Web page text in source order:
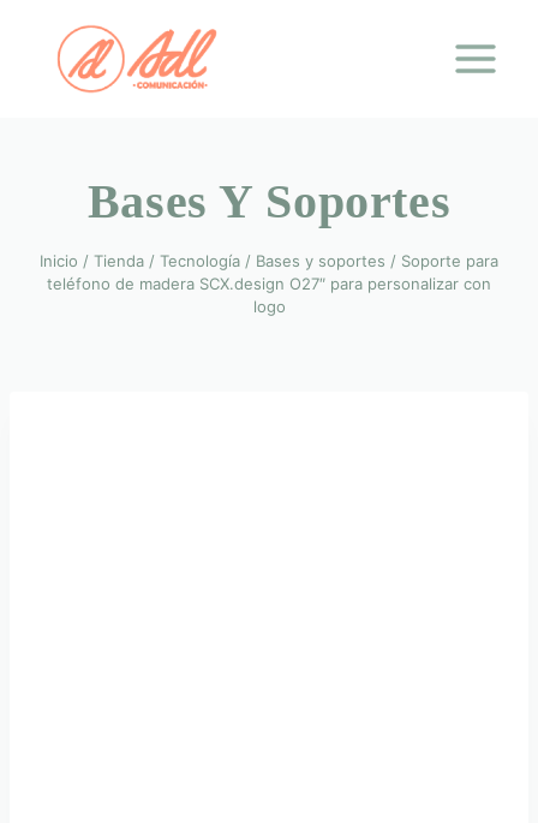
contenido
Bases Y Soportes
Inicio / Tienda / Tecnología / Bases y soportes / Soporte para
teléfono de madera SCX.design O27″ para personalizar con
logo